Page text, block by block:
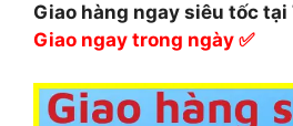
Giao hàng ngay siêu tốc tại
Giao ngay trong ngày ✅